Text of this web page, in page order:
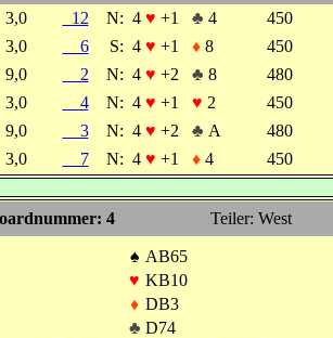
3,0
12 N: 4 ♥ +1 ♣ 4 450
3,0
6 S: 4 ♥ +1 ♦8 450
9,0
2 N: 4 ♥ +2 ♣ 8 480
3,0
4 N: 4 ♥ +1 ♥ 2 450
9,0
3 N: 4 ♥ +2 ♣ A 480
3,0
7 N: 4 ♥ +1 ♦4 450
4 Teiler: West
♠ AB65
♥ KB10
♦ DB3
♣ D74